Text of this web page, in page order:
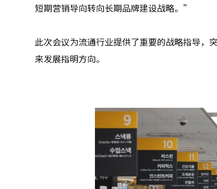
短期营销导向转向长期品牌建设战略。”
此次会议为流通行业提供了重要的战略指导，
来发展指明方向。